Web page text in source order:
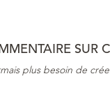
SUR
plus besoin de